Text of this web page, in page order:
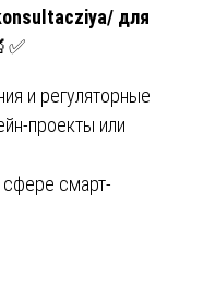
для
и регуляторные
проекты или
сфере смарт-